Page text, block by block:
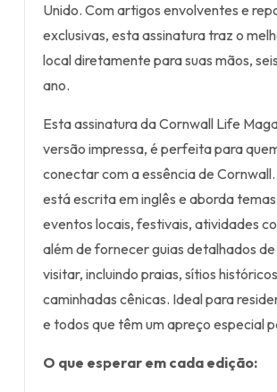
Unido. Com artigos envolventes e
exclusivas, esta assinatura traz o
local diretamente para suas mãos,
ano.
Esta assinatura da Cornwall Life
versão impressa, é perfeita para
conectar com a essência de
está escrita em inglês e aborda
eventos locais, festivais, atividades
além de fornecer guias detalhados
visitar, incluindo praias, sítios
caminhadas cênicas. Ideal para
e todos que têm um apreço especial
O que esperar em cada edição: